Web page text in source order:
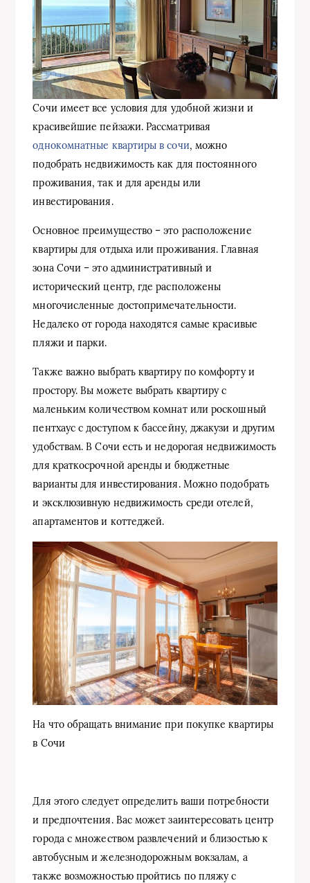
Сочи имеет все условия для удобной жизни и
красивейшие пейзажи. Рассматривая
однокомнатные квартиры в сочи, можно
подобрать недвижимость как для постоянного
проживания, так и для аренды или
инвестирования.
Основное преимущество – это расположение
квартиры для отдыха или проживания. Главная
зона Сочи – это административный и
исторический центр, где расположены
многочисленные достопримечательности.
Недалеко от города находятся самые красивые
пляжи и парки.
Также важно выбрать квартиру по комфорту и
простору. Вы можете выбрать квартиру с
маленьким количеством комнат или роскошный
пентхаус с доступом к бассейну, джакузи и другим
удобствам. В Сочи есть и недорогая недвижимость
для краткосрочной аренды и бюджетные
варианты для инвестирования. Можно подобрать
и эксклюзивную недвижимость среди отелей,
апартаментов и коттеджей.
На что обращать внимание при покупке квартиры
в Сочи
Для этого следует определить ваши потребности
и предпочтения. Вас может заинтересовать центр
города с множеством развлечений и близостью к
автобусным и железнодорожным вокзалам, а
также возможностью пройтись по пляжу с